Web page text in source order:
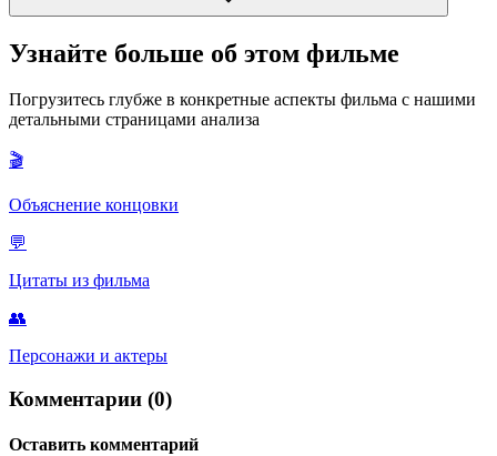
черты обоих полов.
Это особенность первоисточника, где акцент сделан на логике
управления государством. Совещания показывают, что
а не только по прихоти лидера.
Узнайте больше об этом фильме
Погрузитесь глубже в конкретные аспекты фильма с нашими
детальными страницами анализа
🎬
Объяснение концовки
💬
Цитаты из фильма
👥
Персонажи и актеры
Комментарии (0)
Оставить комментарий